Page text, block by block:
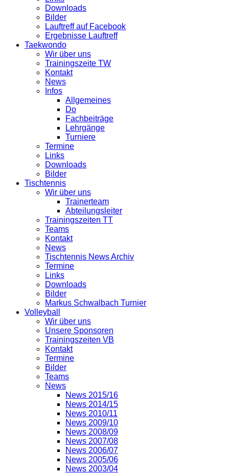
Downloads
Bilder
Lauftreff auf Facebook
Ergebnisse Lauftreff
Taekwondo
Wir über uns
Trainingszeite TW
Kontakt
News
Infos
Allgemeines
Do
Fachbeiträge
Lehrgänge
Turniere
Termine
Links
Downloads
Bilder
Tischtennis
Wir über uns
Trainerteam
Abteilungsleiter
Trainingszeiten TT
Teams
Kontakt
News
Tischtennis News Archiv
Termine
Links
Downloads
Bilder
Markus Schwalbach Turnier
Volleyball
Wir über uns
Unsere Sponsoren
Trainingszeiten VB
Kontakt
Termine
Bilder
Teams
News
News 2015/16
News 2014/15
News 2010/11
News 2009/10
News 2008/09
News 2007/08
News 2006/07
News 2005/06
News 2003/04